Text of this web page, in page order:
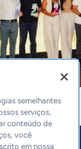
semelhantes
serviços,
conteúdo de
você
em nossa